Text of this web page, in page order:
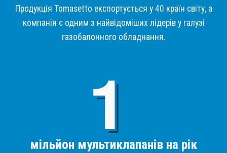
Продукція Tomasetto експортується у 40 країн світу, а
компанія є одним з найвідоміших лідерів у галузі
газобалонного обладнання.
мільйон мультиклапанів на рік